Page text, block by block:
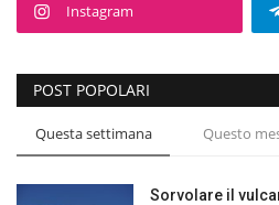
Instagram
POST POPOLARI
Questa settimana Questo
Sorvolare il